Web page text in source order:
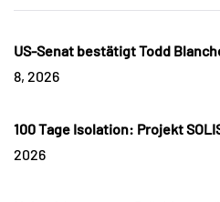
US-Senat bestätigt Todd
8, 2026
100 Tage Isolation: Projekt
2026